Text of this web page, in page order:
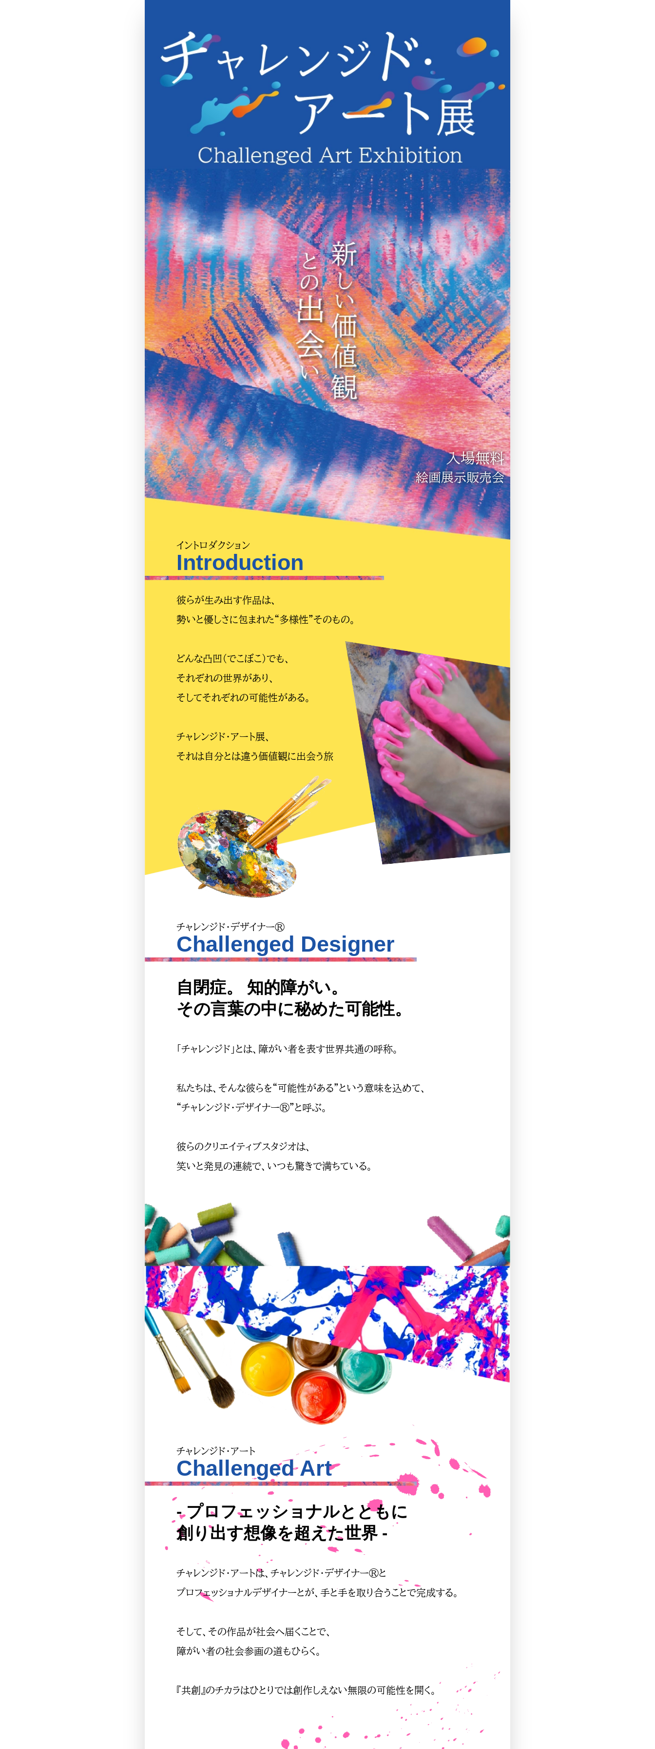
入場無料
絵画展示販売会
イントロダクション
Introduction
彼らが生み出す作品は、
勢いと優しさに包まれた“多様性”そのもの。
どんな凸凹（でこぼこ）でも、
それぞれの世界があり、
そしてそれぞれの可能性がある。
チャレンジド・アート展、
それは自分とは違う価値観に出会う旅
チャレンジド・デザイナー®
Challenged Designer
自閉症。 知的障がい。
その言葉の中に秘めた可能性。
「チャレンジド」とは、障がい者を表す世界共通の呼称。
私たちは、そんな彼らを“可能性がある”という意味を込めて、
“チャレンジド・デザイナー®”と呼ぶ。
彼らのクリエイティブスタジオは、
笑いと発見の連続で、いつも驚きで満ちている。
チャレンジド・アート
Challenged Art
- プロフェッショナルとともに
創り出す想像を超えた世界 -
チャレンジド・アートは、チャレンジド・デザイナー®と
プロフェッショナルデザイナーとが、手と手を取り合うことで完成する。
そして、その作品が社会へ届くことで、
障がい者の社会参画の道もひらく。
『共創』のチカラはひとりでは創作しえない無限の可能性を開く。